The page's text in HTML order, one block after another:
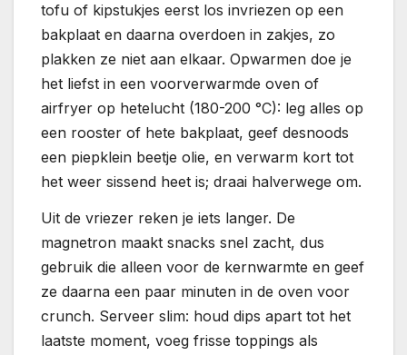
tofu of kipstukjes eerst los invriezen op een
bakplaat en daarna overdoen in zakjes, zo
plakken ze niet aan elkaar. Opwarmen doe je
het liefst in een voorverwarmde oven of
airfryer op hetelucht (180-200 °C): leg alles op
een rooster of hete bakplaat, geef desnoods
een piepklein beetje olie, en verwarm kort tot
het weer sissend heet is; draai halverwege om.
Uit de vriezer reken je iets langer. De
magnetron maakt snacks snel zacht, dus
gebruik die alleen voor de kernwarmte en geef
ze daarna een paar minuten in de oven voor
crunch. Serveer slim: houd dips apart tot het
laatste moment, voeg frisse toppings als